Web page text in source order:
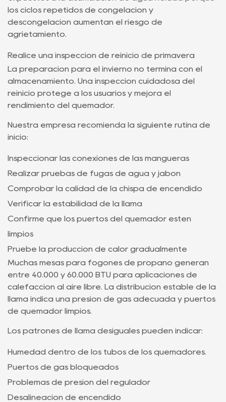
los ciclos repetidos de congelación y
descongelación aumentan el riesgo de
agrietamiento.
Realice una inspección de reinicio de primavera
La preparación para el invierno no termina con el
almacenamiento. Una inspección cuidadosa del
reinicio protege a los usuarios y mejora el
rendimiento del quemador.
Nuestra empresa recomienda la siguiente rutina de
inicio:
Inspeccionar las conexiones de las mangueras
Realizar pruebas de fugas de agua y jabón
Comprobar la calidad de la chispa de encendido
Verificar la estabilidad de la llama
Confirme que los puertos del quemador estén
limpios
Pruebe la producción de calor gradualmente
Muchas mesas para fogones de propano generan
entre 40.000 y 60.000 BTU para aplicaciones de
calefacción al aire libre. La distribución estable de la
llama indica una presión de gas adecuada y puertos
de quemador limpios.
Los patrones de llama desiguales pueden indicar:
Humedad dentro de los tubos de los quemadores.
Puertos de gas bloqueados
Problemas de presión del regulador
Desalineación de encendido